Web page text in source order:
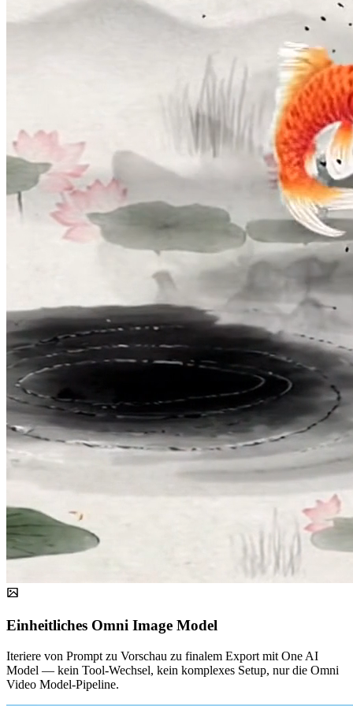
Einheitliches Omni Image Model
Iteriere von Prompt zu Vorschau zu finalem Export mit One AI
Model — kein Tool-Wechsel, kein komplexes Setup, nur die Omni
Video Model-Pipeline.